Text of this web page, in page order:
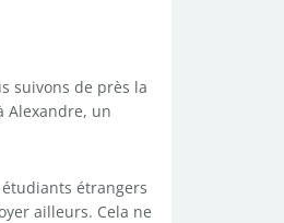
suivons de près la
Alexandre, un
étrangers
ailleurs. Cela ne